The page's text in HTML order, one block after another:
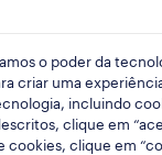
o poder da
criar uma
incluindo
clique em
cookies, clique em